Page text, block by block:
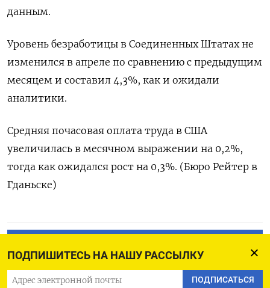
ПОДПИШИТЕСЬ НА НАШУ РАССЫЛКУ
ПОДПИСАТЬСЯ
данным.
Уровень безработицы ‌в Соединенных Штатах не
изменился в апреле ​по ​сравнению ‌с предыдущим
месяцем ​и составил 4,3%, как и ожидали
аналитики.
Средняя почасовая оплата труда в США ​
увеличилась ⁠в месячном выражении на 0,2%,
‌тогда как ‌ожидался рост на ​0,3%. (Бюро Рейтер ‌в
Гданьске)
ПОДПИСАТЬСЯ В GOOGLE